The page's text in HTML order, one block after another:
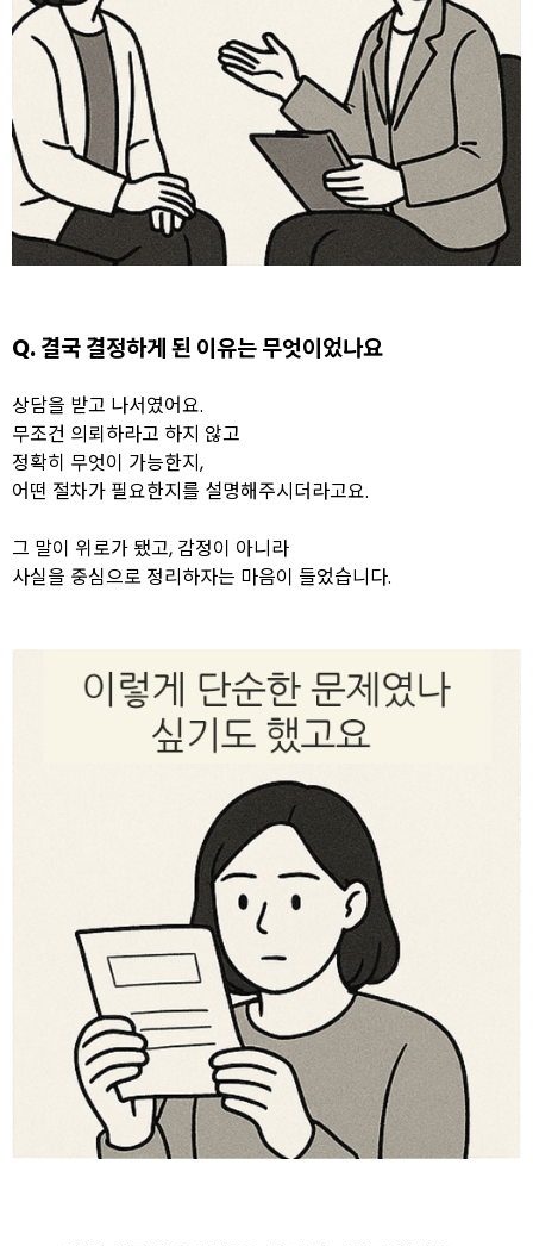
Q. 결국 결정하게 된 이유는 무엇이었나요
상담을 받고 나서였어요.
무조건 의뢰하라고 하지 않고
정확히 무엇이 가능한지,
어떤 절차가 필요한지를 설명해주시더라고요.
그 말이 위로가 됐고, 감정이 아니라
사실을 중심으로 정리하자는 마음이 들었습니다.